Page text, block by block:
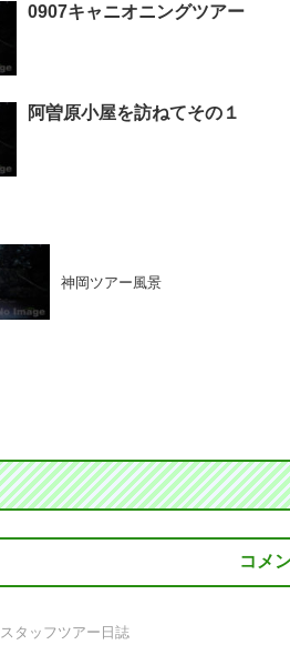
0907キャニオニングツアー
阿曽原小屋を訪ねてその１
神岡ツアー風景
コメ
スタッフツアー日誌